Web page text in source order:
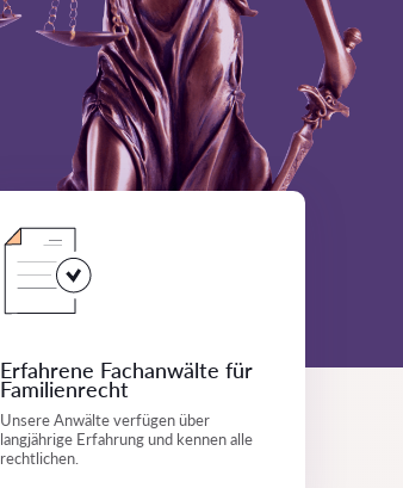
Erfahrene Fachanwälte für
Familienrecht
Unsere Anwälte verfügen über
langjährige Erfahrung und kennen alle
rechtlichen.